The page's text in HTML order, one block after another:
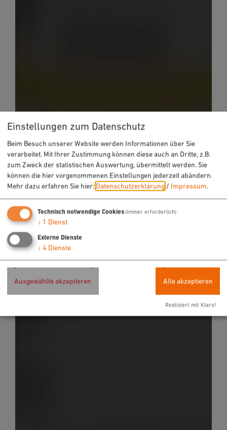
Einstellungen zum Datenschutz
Beim Besuch unserer Website werden Informationen über Sie
verarbeitet. Mit Ihrer Zustimmung können diese auch an Dritte, z.B.
zum Zweck der statistischen Auswertung, übermittelt werden. Sie
können die hier vorgenommenen Einstellungen jederzeit abändern.
Mehr dazu erfahren Sie hier: Datenschutzerklärung / Impressum.
Technisch notwendige Cookies(immer erforderlich)
↓ 1 Dienst
Externe Dienste
↓ 4 Dienste
Ausgewählte akzeptieren Alle akzeptieren
Realisiert mit Klaro!